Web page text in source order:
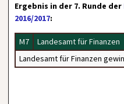
Ergebnis in der 7. Runde der
2016/2017:
M7 Landesamt für Finanzen
Landesamt für Finanzen